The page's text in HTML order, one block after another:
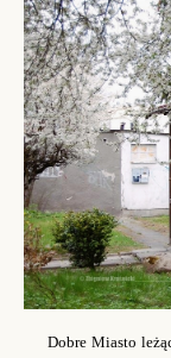
Dobre Miasto